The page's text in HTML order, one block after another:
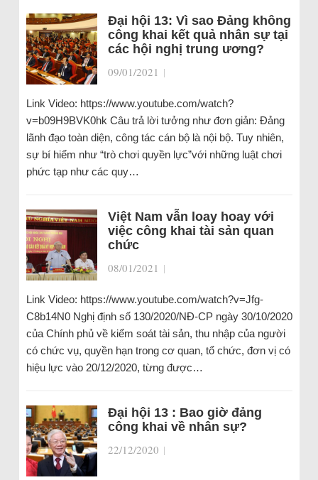
Đại hội 13: Vì sao Đảng không
công khai kết quả nhân sự tại
các hội nghị trung ương?
09/01/2021 |
Link Video: https://www.youtube.com/watch?
v=b09H9BVK0hk Câu trả lời tưởng như đơn giản: Đảng
lãnh đạo toàn diện, công tác cán bộ là nội bộ. Tuy nhiên,
sự bí hiểm như “trò chơi quyền lực”với những luật chơi
phức tạp như các quy…
Việt Nam vẫn loay hoay với
việc công khai tài sản quan
chức
08/01/2021 |
Link Video: https://www.youtube.com/watch?v=Jfg-
C8b14N0 Nghị định số 130/2020/NĐ-CP ngày 30/10/2020
của Chính phủ về kiểm soát tài sản, thu nhập của người
có chức vụ, quyền hạn trong cơ quan, tổ chức, đơn vị có
hiệu lực vào 20/12/2020, từng được…
Đại hội 13 : Bao giờ đảng
công khai về nhân sự?
22/12/2020 |